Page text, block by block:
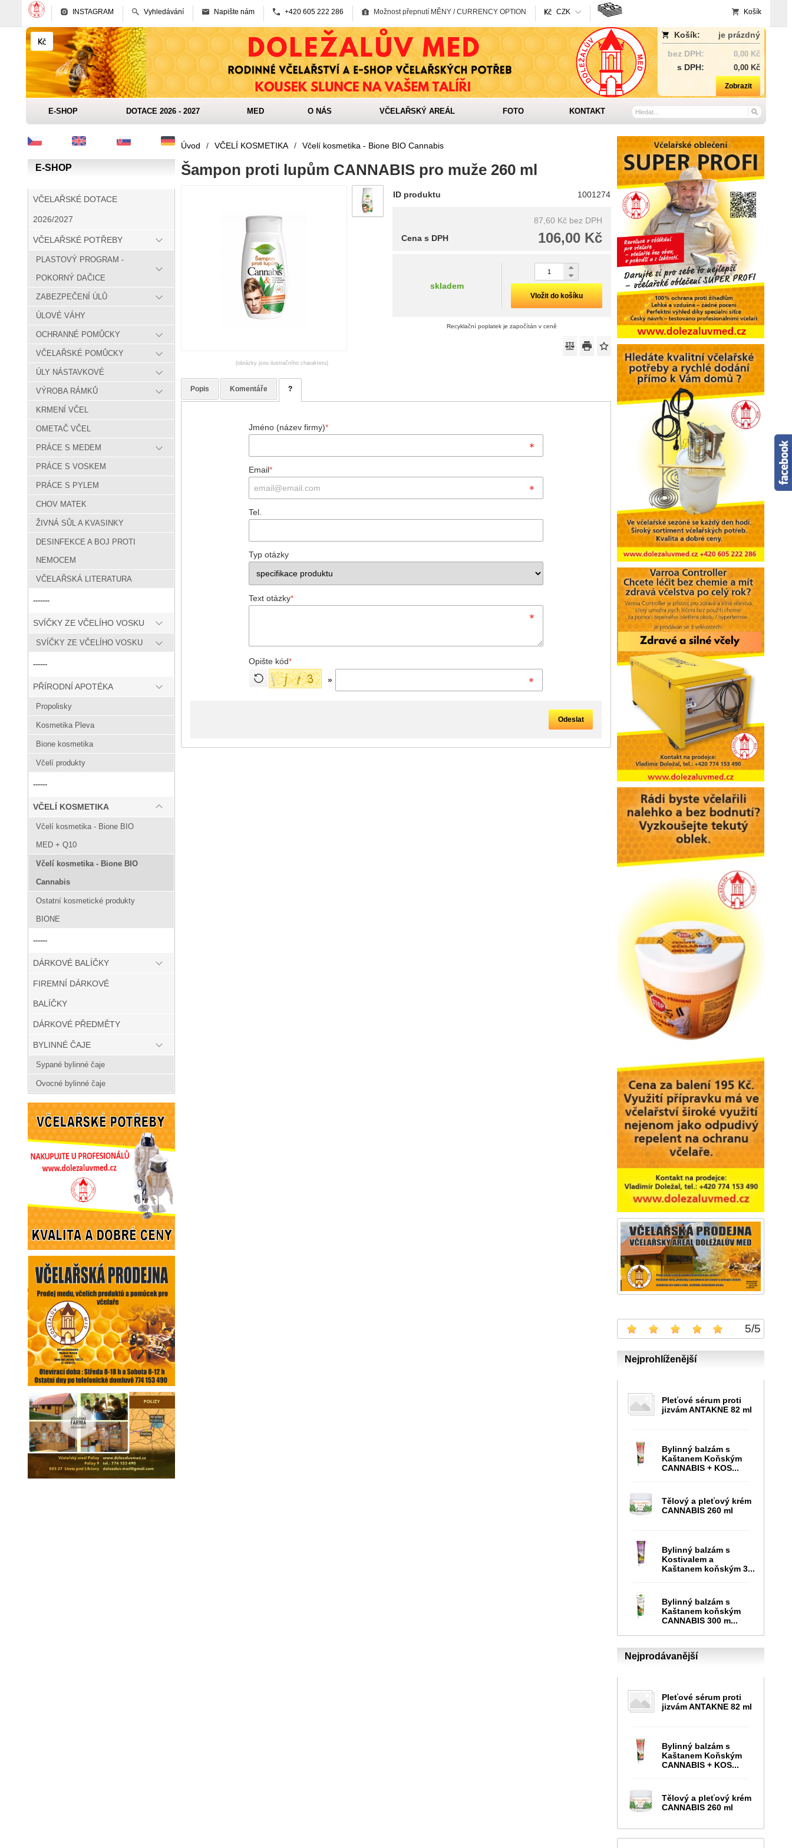
INSTAGRAM Vyhledávání Napište nám +420 605 222 286 Možnost přepnutí MĚNY / CURRENCY OPTION CZK Košík
Košík:
je prázdný
bez DPH:
0,00 Kč
s DPH: 0,00 Kč
Zobrazit
E-SHOP DOTACE 2026 - 2027 MED O NÁS VČELAŘSKÝ AREÁL FOTO KONTAKT
E-SHOP
VČELAŘSKÉ DOTACE
2026/2027
VČELAŘSKÉ POTŘEBY
PLASTOVÝ PROGRAM -
POKORNÝ DAČICE
ZABEZPEČENÍ ÚLŮ
ÚLOVÉ VÁHY
OCHRANNÉ POMŮCKY
VČELAŘSKÉ POMŮCKY
ÚLY NÁSTAVKOVÉ
VÝROBA RÁMKŮ
KRMENÍ VČEL
OMETAČ VČEL
PRÁCE S MEDEM
PRÁCE S VOSKEM
PRÁCE S PYLEM
CHOV MATEK
ŽIVNÁ SŮL A KVASINKY
DESINFEKCE A BOJ PROTI
NEMOCEM
VČELAŘSKÁ LITERATURA
-------
SVÍČKY ZE VČELÍHO VOSKU
SVÍČKY ZE VČELÍHO VOSKU
------
PŘÍRODNÍ APOTÉKA
Propolisky
Kosmetika Pleva
Bione kosmetika
Včelí produkty
------
VČELÍ KOSMETIKA
Včelí kosmetika - Bione BIO
MED + Q10
Včelí kosmetika - Bione BIO
Cannabis
Ostatní kosmetické produkty
BIONE
------
DÁRKOVÉ BALÍČKY
FIREMNÍ DÁRKOVÉ
BALÍČKY
DÁRKOVÉ PŘEDMĚTY
BYLINNÉ ČAJE
Sypané bylinné čaje
Ovocné bylinné čaje
5/5
Nejprohlíženější
Pleťové sérum proti
jizvám ANTAKNE 82 ml
Bylinný balzám s
Kaštanem Koňským
CANNABIS + KOS...
Tělový a pleťový krém
CANNABIS 260 ml
Bylinný balzám s
Kostivalem a
Kaštanem koňským 3...
Bylinný balzám s
Kaštanem koňským
CANNABIS 300 m...
Nejprodávanější
Pleťové sérum proti
jizvám ANTAKNE 82 ml
Bylinný balzám s
Kaštanem Koňským
CANNABIS + KOS...
Tělový a pleťový krém
CANNABIS 260 ml
Úvod / VČELÍ KOSMETIKA / Včelí kosmetika - Bione BIO Cannabis
Šampon proti lupům CANNABIS pro muže 260 ml
(obrázky jsou ilustračního charakteru)
ID produktu 1001274
87,60 Kč bez DPH
106,00 Kč
Cena s DPH
skladem
Vložit do košíku
Recyklační poplatek je započítán v ceně
Popis Komentáře ?
Jméno (název firmy)*
Email*
Tel.
Typ otázky
Text otázky*
Opište kód*
»
Odeslat